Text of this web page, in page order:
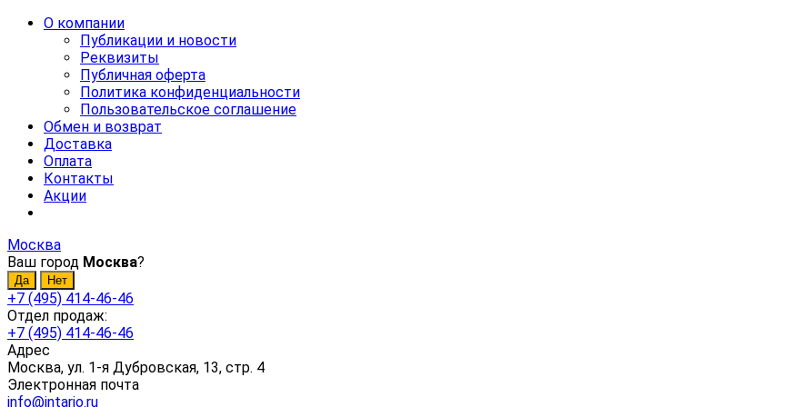
О компании
Публикации и новости
Реквизиты
Публичная оферта
Политика конфиденциальности
Пользовательское соглашение
Обмен и возврат
Доставка
Оплата
Контакты
Акции
Москва
Ваш город Москва?
+7 (495) 414-46-46
Отдел продаж:
+7 (495) 414-46-46
Адрес
Москва, ул. 1-я Дубровская, 13, стр. 4
Электронная почта
info@intario.ru